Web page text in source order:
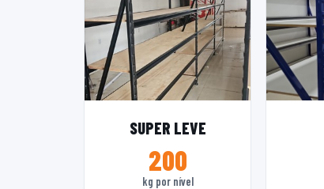
SUPER LEVE
200
kg por nível